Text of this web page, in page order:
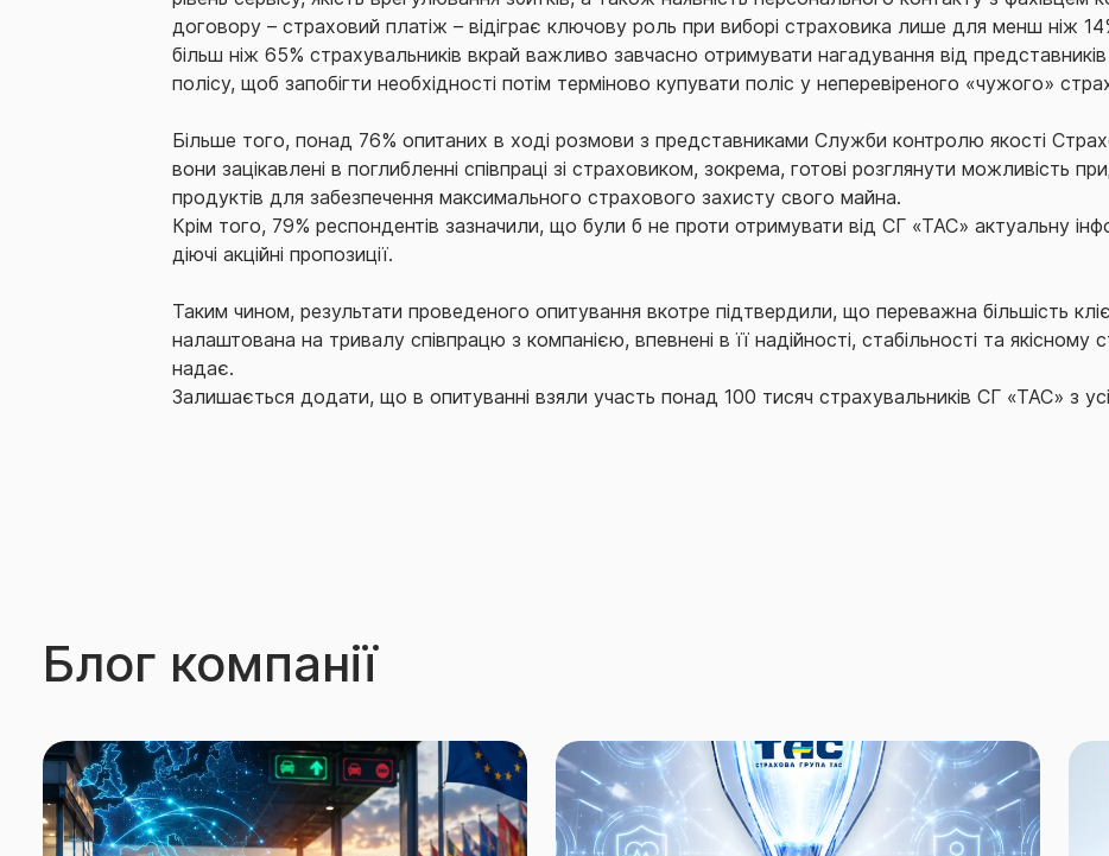
договору – страховий платіж – відіграє ключову роль при виборі страховика лише для менш ніж
більш ніж 65% страхувальників вкрай важливо завчасно отримувати нагадування від
полісу, щоб запобігти необхідності потім терміново купувати поліс у неперевіреного «чужого»
Більше того, понад 76% опитаних в ході розмови з представниками Служби контролю якості
вони зацікавлені в поглибленні співпраці зі страховиком, зокрема, готові розглянути можливість
продуктів для забезпечення максимального страхового захисту свого майна.
Крім того, 79% респондентів зазначили, що були б не проти отримувати від СГ «ТАС» актуальну
діючі акційні пропозиції.
Таким чином, результати проведеного опитування вкотре підтвердили, що переважна більшість
налаштована на тривалу співпрацю з компанією, впевнені в її надійності, стабільності та якісному
надає.
Залишається додати, що в опитуванні взяли участь понад 100 тисяч страхувальників СГ «ТАС» з
Блог компанії